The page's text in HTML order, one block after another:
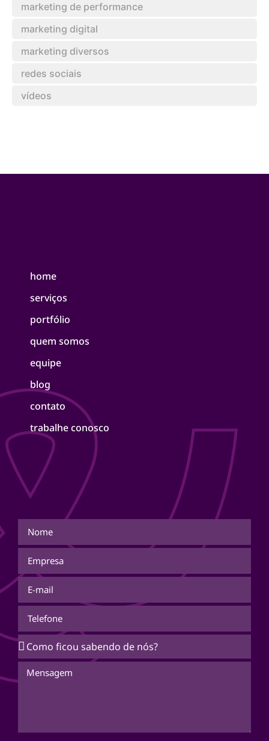
marketing de performance
marketing digital
marketing diversos
redes sociais
vídeos
home
serviços
portfólio
quem somos
equipe
blog
contato
trabalhe conosco